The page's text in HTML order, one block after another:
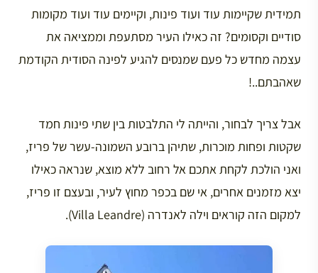
תמידית שקיימות עוד ועוד פינות, וקיימים עוד ועוד מקומות
סודיים וקסומים? זה כאילו העיר מסתעפת וממציאה את
עצמה מחדש כל פעם שמנסים להגיע לפינה הסודית הקודמת
שאהבתם..!
אבל צריך לבחור, והייתה לי התלבטות בין שתי פינות חמד
שקטות ופחות מוכרות, שתיהן ברובע השמונה-עשר של פריז,
ואני הולכת לקחת אתכם אל רחוב ללא מוצא, שנראה כאילו
יצא מזמנים אחרים, אי שם בכפר מחוץ לעיר, ובעצם זו פריז,
למקום הזה קוראים וילה לאנדרה (Villa Leandre).